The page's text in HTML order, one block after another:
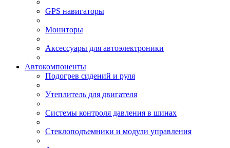
GPS навигаторы
Мониторы
Аксессуары для автоэлектроники
Автокомпоненты
Подогрев сидений и руля
Утеплитель для двигателя
Системы контроля давления в шинах
Стеклоподъемники и модули управления